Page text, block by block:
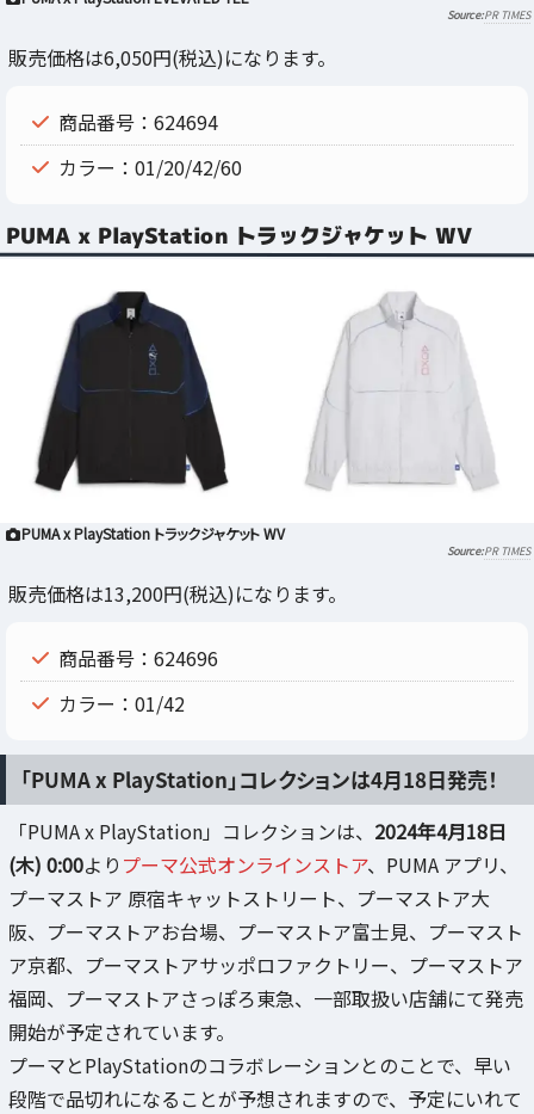
PR TIMES
販売価格は6,050円(税込)になります。
商品番号：624694
カラー：01/20/42/60
PUMA x PlayStation トラックジャケット WV
PUMA x PlayStation トラックジャケット WV
PR TIMES
販売価格は13,200円(税込)になります。
商品番号：624696
カラー：01/42
「PUMA x PlayStation」コレクションは4月18日発売！
「PUMA x PlayStation」コレクションは、 2024年4月18日
(木) 0:00より プーマ公式オンラインストア、PUMA アプリ、
プーマストア 原宿キャットストリート、プーマストア大
阪、プーマストアお台場、プーマストア富士見、プーマスト
ア京都、プーマストアサッポロファクトリー、プーマストア
福岡、プーマストアさっぽろ東急、一部取扱い店舗にて発売
開始が予定されています。
プーマとPlayStationのコラボレーションとのことで、早い
段階で品切れになることが予想されますので、予定にいれて